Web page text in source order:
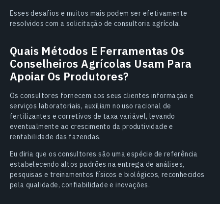
Esses desafios e muitos mais podem ser efetivamente
resolvidos com a solicitação de consultoria agrícola.
Quais Métodos E Ferramentas Os
Conselheiros Agrícolas Usam Para
Apoiar Os Produtores?
Os consultores fornecem aos seus clientes informação e
serviços laboratoriais, auxiliam no uso racional de
fertilizantes e corretivos de taxa variável, levando
eventualmente ao crescimento da produtividade e
rentabilidade das fazendas.
Eu diria que os consultores são uma espécie de referência
estabelecendo altos padrões na entrega de análises,
pesquisas e treinamentos físicos e biológicos, reconhecidos
pela qualidade, confiabilidade e inovações.